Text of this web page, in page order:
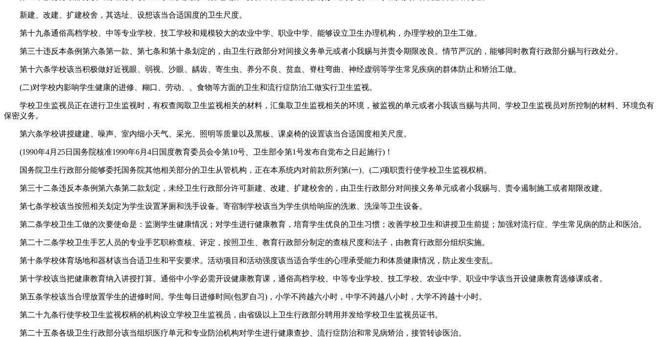
新建、改建、扩建校舍，其选址、设想该当合适国度的卫生尺度。
第十九条通俗高档学校、中等专业学校、技工学校和规模较大的农业中学、职业中学、能够设立卫生办理机构，办理学校的卫生工做。
第三十违反本条例第六条第一款、第七条和第十条划定的，由卫生行政部分对间接义务单元或者小我赐与并责令期限改良。情节严沉的，能够同时教育行政部分赐与行政处分。
第十六条学校该当积极做好近视眼、弱视、沙眼、龋齿、寄生虫、养分不良、贫血、脊柱弯曲、神经虚弱等学生常见疾病的群体防止和矫治工做。
(二)对学校内影响学生健康的进修、糊口、劳动、、食物等方面的卫生和流行症防治工做实行卫生监视。
学校卫生监视员正在进行卫生监视时，有权查阅取卫生监视相关的材料，汇集取卫生监视相关的环境，被监视的单元或者小我该当赐与共同。学校卫生监视员对所控制的材料、环境负有
保密义务。
第六条学校讲授建建、噪声、室内细小天气、采光、照明等质量以及黑板、课桌椅的设置该当合适国度相关尺度。
(1990年4月25日国务院核准1990年6月4日国度教育委员会令第10号、卫生部令第1号发布自觉布之日起施行)！
国务院卫生行政部分能够委托国务院其他相关部分的卫生从管机构，正在本系统内对前款所列第(一)、(二)项职责行使学校卫生监视权柄。
第三十二条违反本条例第六条第二款划定，未经卫生行政部分许可新建、改建、扩建校舍的，由卫生行政部分对间接义务单元或者小我赐与、责令遏制施工或者期限改建。
第七条学校该当按照相关划定为学生设置茅厕和洗手设备。寄宿制学校该当为学生供给响应的洗漱、洗澡等卫生设备。
第二条学校卫生工做的次要使命是：监测学生健康情况；对学生进行健康教育，培育学生优良的卫生习惯；改善学校卫生和讲授卫生前提；加强对流行症、学生常见病的防止和医治。
第二十二条学校卫生手艺人员的专业手艺职称查核、评定，按照卫生、教育行政部分制定的查核尺度和法子，由教育行政部分组织实施。
第十条学校体育场地和器材该当合适卫生和平安要求。活动项目和活动强度该当适合学生的心理承受能力和体质健康情况，防止发生变乱。
第十学校该当把健康教育纳入讲授打算。通俗中小学必需开设健康教育课，通俗高档学校、中等专业学校、技工学校、农业中学、职业中学该当开设健康教育选修课或者。
第五条学校该当合理放置学生的进修时间。学生每日进修时间(包罗自习)，小学不跨越六小时，中学不跨越八小时，大学不跨越十小时。
第二十九条行使学校卫生监视权柄的机构设立学校卫生监视员，由省级以上卫生行政部分聘用并发给学校卫生监视员证书。
第二十五条各级卫生行政部分该当组织医疗单元和专业防治机构对学生进行健康查抄、流行症防治和常见病矫治，接管转诊医治。